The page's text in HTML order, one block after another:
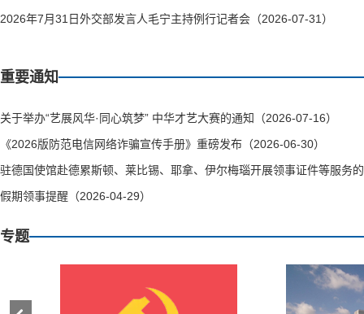
2026年7月31日外交部发言人毛宁主持例行记者会（2026-07-31）
重要通知
关于举办“艺展风华·同心筑梦” 中华才艺大赛的通知（2026-07-16）
《2026版防范电信网络诈骗宣传手册》重磅发布（2026-06-30）
驻德国使馆赴德累斯顿、莱比锡、耶拿、伊尔梅瑙开展领事证件等服务
假期领事提醒（2026-04-29）
专题